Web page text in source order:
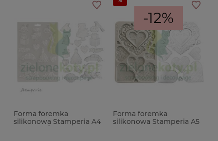
Forma foremka
silikonowa Stamperia A4
-12%
Forma foremka
silikonowa Stamperia A5